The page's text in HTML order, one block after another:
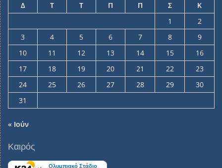
Δ
Τ Τ Π Π Σ
Κ
1
2
3
4 5 6 7 8
9
10
11 12 13 14 15
16
17
18 19 20 21 22
23
24
25 26 27 28 29
30
31
« Ιούν
Καιρός